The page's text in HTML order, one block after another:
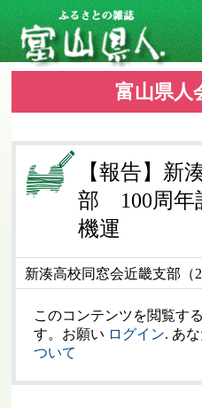
富山県人
【報告】新
部 100周年
機運
新湊高校同窓会近畿支部（
このコンテンツを閲覧す
す。お願い ログイン. あ
ついて